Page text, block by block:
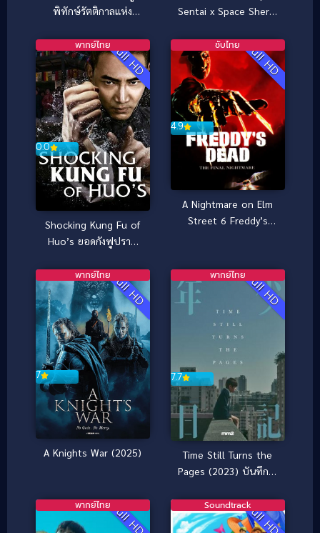
พิทักษ์รัตติกาลแห่ง
Sentai x Space Sheriff
(2013) มาสค์ไรเดอร์ x ซู
เปอร์เซนไท x ตำรวจ
อวกาศ ซูเปอร์ฮีโร่ไทเซน
Z
Full HD
0.0
พากย์ไทย
Shocking Kung Fu of
Huo’s ยอดกังฟูปราบ
Full HD
4.9
ซับไทย
A Nightmare on Elm
Street 6 Freddy’s
Full HD
7
พากย์ไทย
A Knights War (2025)
Full HD
7.7
พากย์ไทย
Time Still Turns the
Pages (2023) บันทึกใจ
Full HD
พากย์ไทย Full HD
Soundtrack